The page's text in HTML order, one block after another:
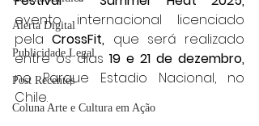
Alerta Digital
Publicidade Legal
Post Recentes
Coluna Arte e Cultura em Ação
evento internacional licenciado
pela CrossFit, que será realizado
entre os dias 19 e 21 de dezembro,
no Parque Estadio Nacional, no
Chile.